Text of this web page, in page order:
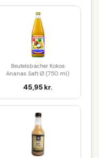
Beutelsbacher Kokos
Ananas Saft Ø (750 ml)
45,95 kr.